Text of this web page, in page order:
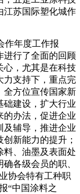
江苏国际塑化城作
作年度工作报
进行了全面的回顾
心，尤其是在科技
力支持下，重点完
全方位宣传国家新
础建设，扩大行业
的办法，促进企业
及辅导，推进企业
新能力的提升；
料、油墨及表面处
各级会员的职、
协会特有工种职
“中国涂料之